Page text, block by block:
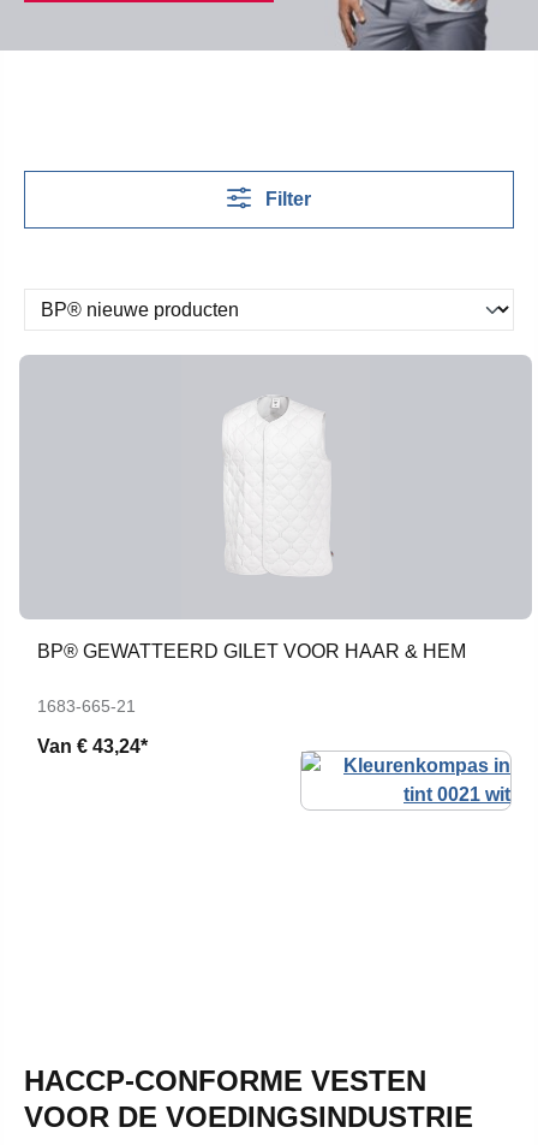
Filter
BP® GEWATTEERD GILET VOOR HAAR & HEM
1683-665-21
Van € 43,24*
HACCP-CONFORME VESTEN
VOOR DE VOEDINGSINDUSTRIE